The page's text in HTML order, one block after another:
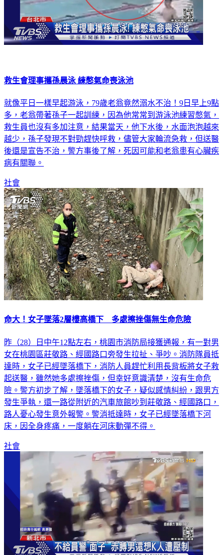
救生會理事攜孫晨泳 練憋氣命喪泳池
就像平日一樣早起游泳，79歲老翁竟然溺水不治！9日早上9點
多，老翁帶著孫子一起訓練，因為他常常到游泳池練習憋氣，
救生員也沒有多加注意，結果當天，他下水後，水面泡泡越來
越少，孫子發現不對勁趕快呼救，儘管大家輪流急救，但送醫
後還是宣告不治，警方事後了解，死因可能和老翁患有心臟疾
病有關聯。
社會
命大！女子墜落2層樓高橋下 多處擦挫傷無生命危險
昨（28）日中午12點左右，桃園市消防局接獲通報，有一對男
女在桃園區莊敬路、經國路口旁發生拉扯、爭吵。消防隊員抵
達時，女子已經墜落橋下，消防人員趕忙利用長背板將女子救
起送醫，雖然她多處擦挫傷，但幸好意識清楚，沒有生命危
險。警方初步了解，墜落橋下的女子，疑似感情糾紛，跟男方
發生爭執，還一路從附近的汽車旅館吵到莊敬路、經國路口，
路人憂心發生意外報警。警消抵達時，女子已經墜落橋下河
床，因全身疼痛，一度躺在河床動彈不得。
社會